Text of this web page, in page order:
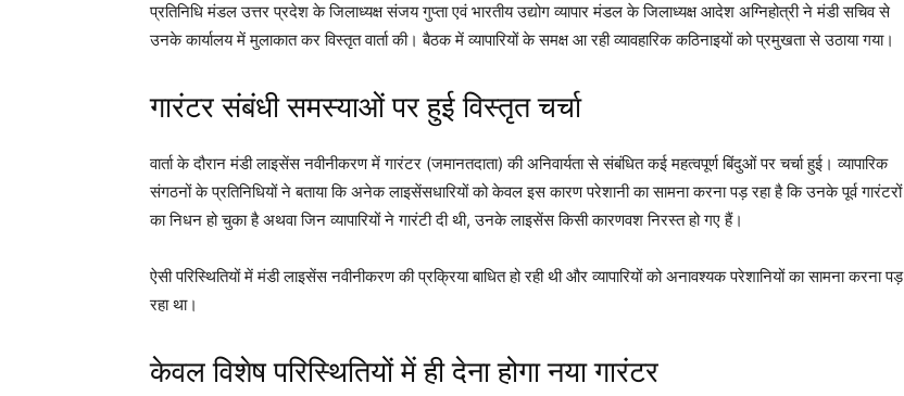
प्रतिनिधि मंडल उत्तर प्रदेश के जिलाध्यक्ष संजय गुप्ता एवं भारतीय उद्योग व्यापार मंडल के जिलाध्यक्ष आदेश अग्निहोत्री ने मंडी सचिव से
उनके कार्यालय में मुलाकात कर विस्तृत वार्ता की। बैठक में व्यापारियों के समक्ष आ रही व्यावहारिक कठिनाइयों को प्रमुखता से उठाया गया।
गारंटर संबंधी समस्याओं पर हुई विस्तृत चर्चा
वार्ता के दौरान मंडी लाइसेंस नवीनीकरण में गारंटर (जमानतदाता) की अनिवार्यता से संबंधित कई महत्वपूर्ण बिंदुओं पर चर्चा हुई। व्यापारिक
संगठनों के प्रतिनिधियों ने बताया कि अनेक लाइसेंसधारियों को केवल इस कारण परेशानी का सामना करना पड़ रहा है कि उनके पूर्व गारंटरों
का निधन हो चुका है अथवा जिन व्यापारियों ने गारंटी दी थी, उनके लाइसेंस किसी कारणवश निरस्त हो गए हैं।
ऐसी परिस्थितियों में मंडी लाइसेंस नवीनीकरण की प्रक्रिया बाधित हो रही थी और व्यापारियों को अनावश्यक परेशानियों का सामना करना पड़
रहा था।
केवल विशेष परिस्थितियों में ही देना होगा नया गारंटर